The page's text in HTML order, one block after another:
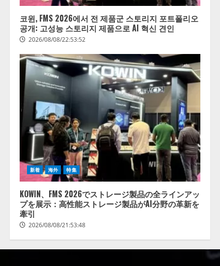
코윈, FMS 2026에서 전 제품군 스토리지 포트폴리오
공개: 고성능 스토리지 제품으로 AI 혁신 견인
2026/08/08/22:53:52
新着 海外 特集
KOWIN、FMS 2026でストレージ製品の全ラインアッ
プを展示：高性能ストレージ製品がAI分野の革新を
牽引
2026/08/08/21:53:48